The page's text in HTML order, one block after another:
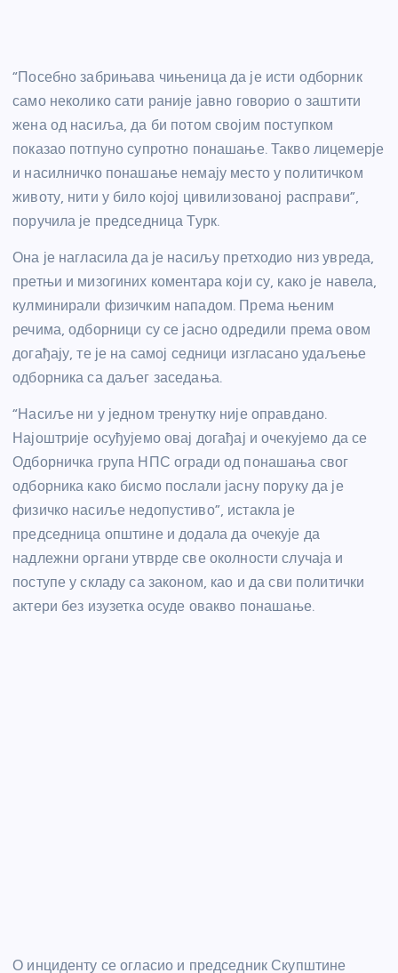
“Посебно забрињава чињеница да је исти одборник
само неколико сати раније јавно говорио о заштити
жена од насиља, да би потом својим поступком
показао потпуно супротно понашање. Такво лицемерје
и насилничко понашање немају место у политичком
животу, нити у било којој цивилизованој расправи”,
поручила је председница Турк.
Она је нагласила да је насиљу претходио низ увреда,
претњи и мизогиних коментара који су, како је навела,
кулминирали физичким нападом. Према њеним
речима, одборници су се јасно одредили према овом
догађају, те је на самој седници изгласано удаљење
одборника са даљег заседања.
“Насиље ни у једном тренутку није оправдано.
Најоштрије осуђујемо овај догађај и очекујемо да се
Одборничка група НПС огради од понашања свог
одборника како бисмо послали јасну поруку да је
физичко насиље недопустиво”, истакла је
председница општине и додала да очекује да
надлежни органи утврде све околности случаја и
поступе у складу са законом, као и да сви политички
актери без изузетка осуде овакво понашање.
О инциденту се огласио и председник Скупштине